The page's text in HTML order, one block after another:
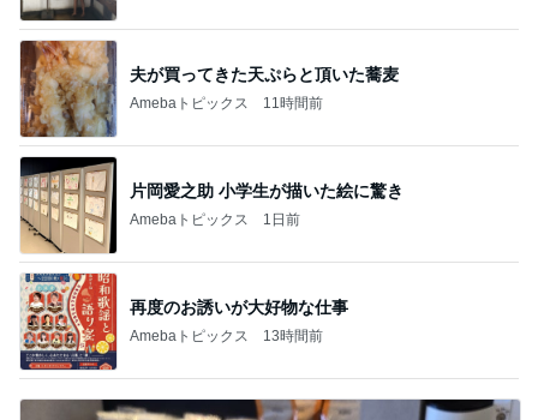
夫が買ってきた天ぷらと頂いた蕎麦
Amebaトピックス 11時間前
片岡愛之助 小学生が描いた絵に驚き
Amebaトピックス 1日前
再度のお誘いが大好物な仕事
Amebaトピックス 13時間前